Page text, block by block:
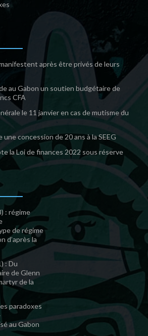
après être privés de leurs
au Gabon un soutien budgétaire de
CFA
le 11 janvier en cas de mutisme du
une concession de 20 ans à la SEEG
la Loi de finances 2022 sous réserve
: régime
de régime
d’après la
: Du
de Glenn
de la
paradoxes
au Gabon